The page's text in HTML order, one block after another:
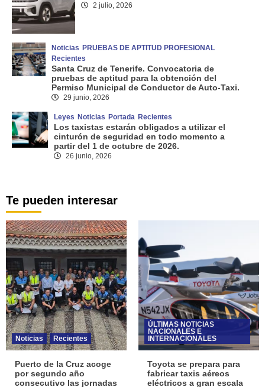
2 julio, 2026
Noticias PRUEBAS DE APTITUD PROFESIONAL
Recientes
Santa Cruz de Tenerife. Convocatoria de
pruebas de aptitud para la obtención del
Permiso Municipal de Conductor de Auto-Taxi.
29 junio, 2026
Leyes Noticias Portada Recientes
Los taxistas estarán obligados a utilizar el
cinturón de seguridad en todo momento a
partir del 1 de octubre de 2026.
26 junio, 2026
Te pueden interesar
Noticias Recientes
Puerto de la Cruz acoge
por segundo año
consecutivo las jornadas
ÚLTIMAS NOTICIAS
NACIONALES E
INTERNACIONALES
Toyota se prepara para
fabricar taxis aéreos
eléctricos a gran escala